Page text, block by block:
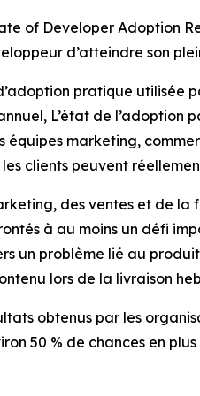
of Developer Adoption
d’atteindre son
pratique utilisée
L’état de l’adoption
marketing,
clients peuvent
des ventes et de
à au moins un défi
un problème lié au
lors de la livraison
obtenus par les
50 % de chances en